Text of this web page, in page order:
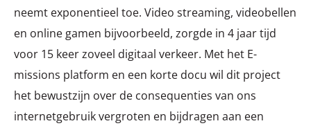
neemt exponentieel toe. Video streaming, videobellen
en online gamen bijvoorbeeld, zorgde in 4 jaar tijd
voor 15 keer zoveel digitaal verkeer. Met het E-
missions platform en een korte docu wil dit project
het bewustzijn over de consequenties van ons
internetgebruik vergroten en bijdragen aan een